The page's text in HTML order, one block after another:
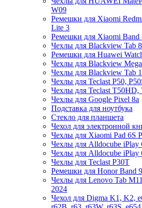
W09
Ремешки для Xiaomi
Lite 3
Ремешки для Xiaomi Band
Чехлы для Blackview Tab
Ремешки для Huawei
Чехлы для Blackview Mega
Чехлы для Blackview Tab
Чехлы для Teclast P50,
Чехлы для Teclast T50HD,
Чехлы для Google Pixel 8a
Подставка для ноутбука
Стекло для планшета
Чехол для электронной
Чехлы для Xiaomi Pad 6S
Чехлы для Alldocube iPlay
Чехлы для Alldocube iPlay
Чехлы для Teclast P30T
Ремешки для Honor Band 9
Чехлы для Lenovo Tab
2024
Чехол для Digma K1, K2,